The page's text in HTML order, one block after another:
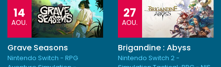
14
AOU.
Grave Seasons
Nintendo Switch - RPG
27
AOU.
Brigandine : Abyss
Nintendo Switch 2 -